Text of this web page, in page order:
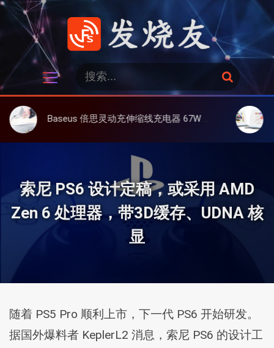
跳
发烧友
：
搜
索
Baseus 倍思灵动充伸缩线充电器 67W 3C，超耐用可伸缩线、氮化镓、3C多设备同时充 大上
索尼 PS6 设计定稿，或采用 AMD
Zen 6 处理器，带3D缓存、UDNA 核
显
随着 PS5 Pro 顺利上市，下一代 PS6 开始研发。
据国外爆料者 KeplerL2 消息，索尼 PS6 的设计工